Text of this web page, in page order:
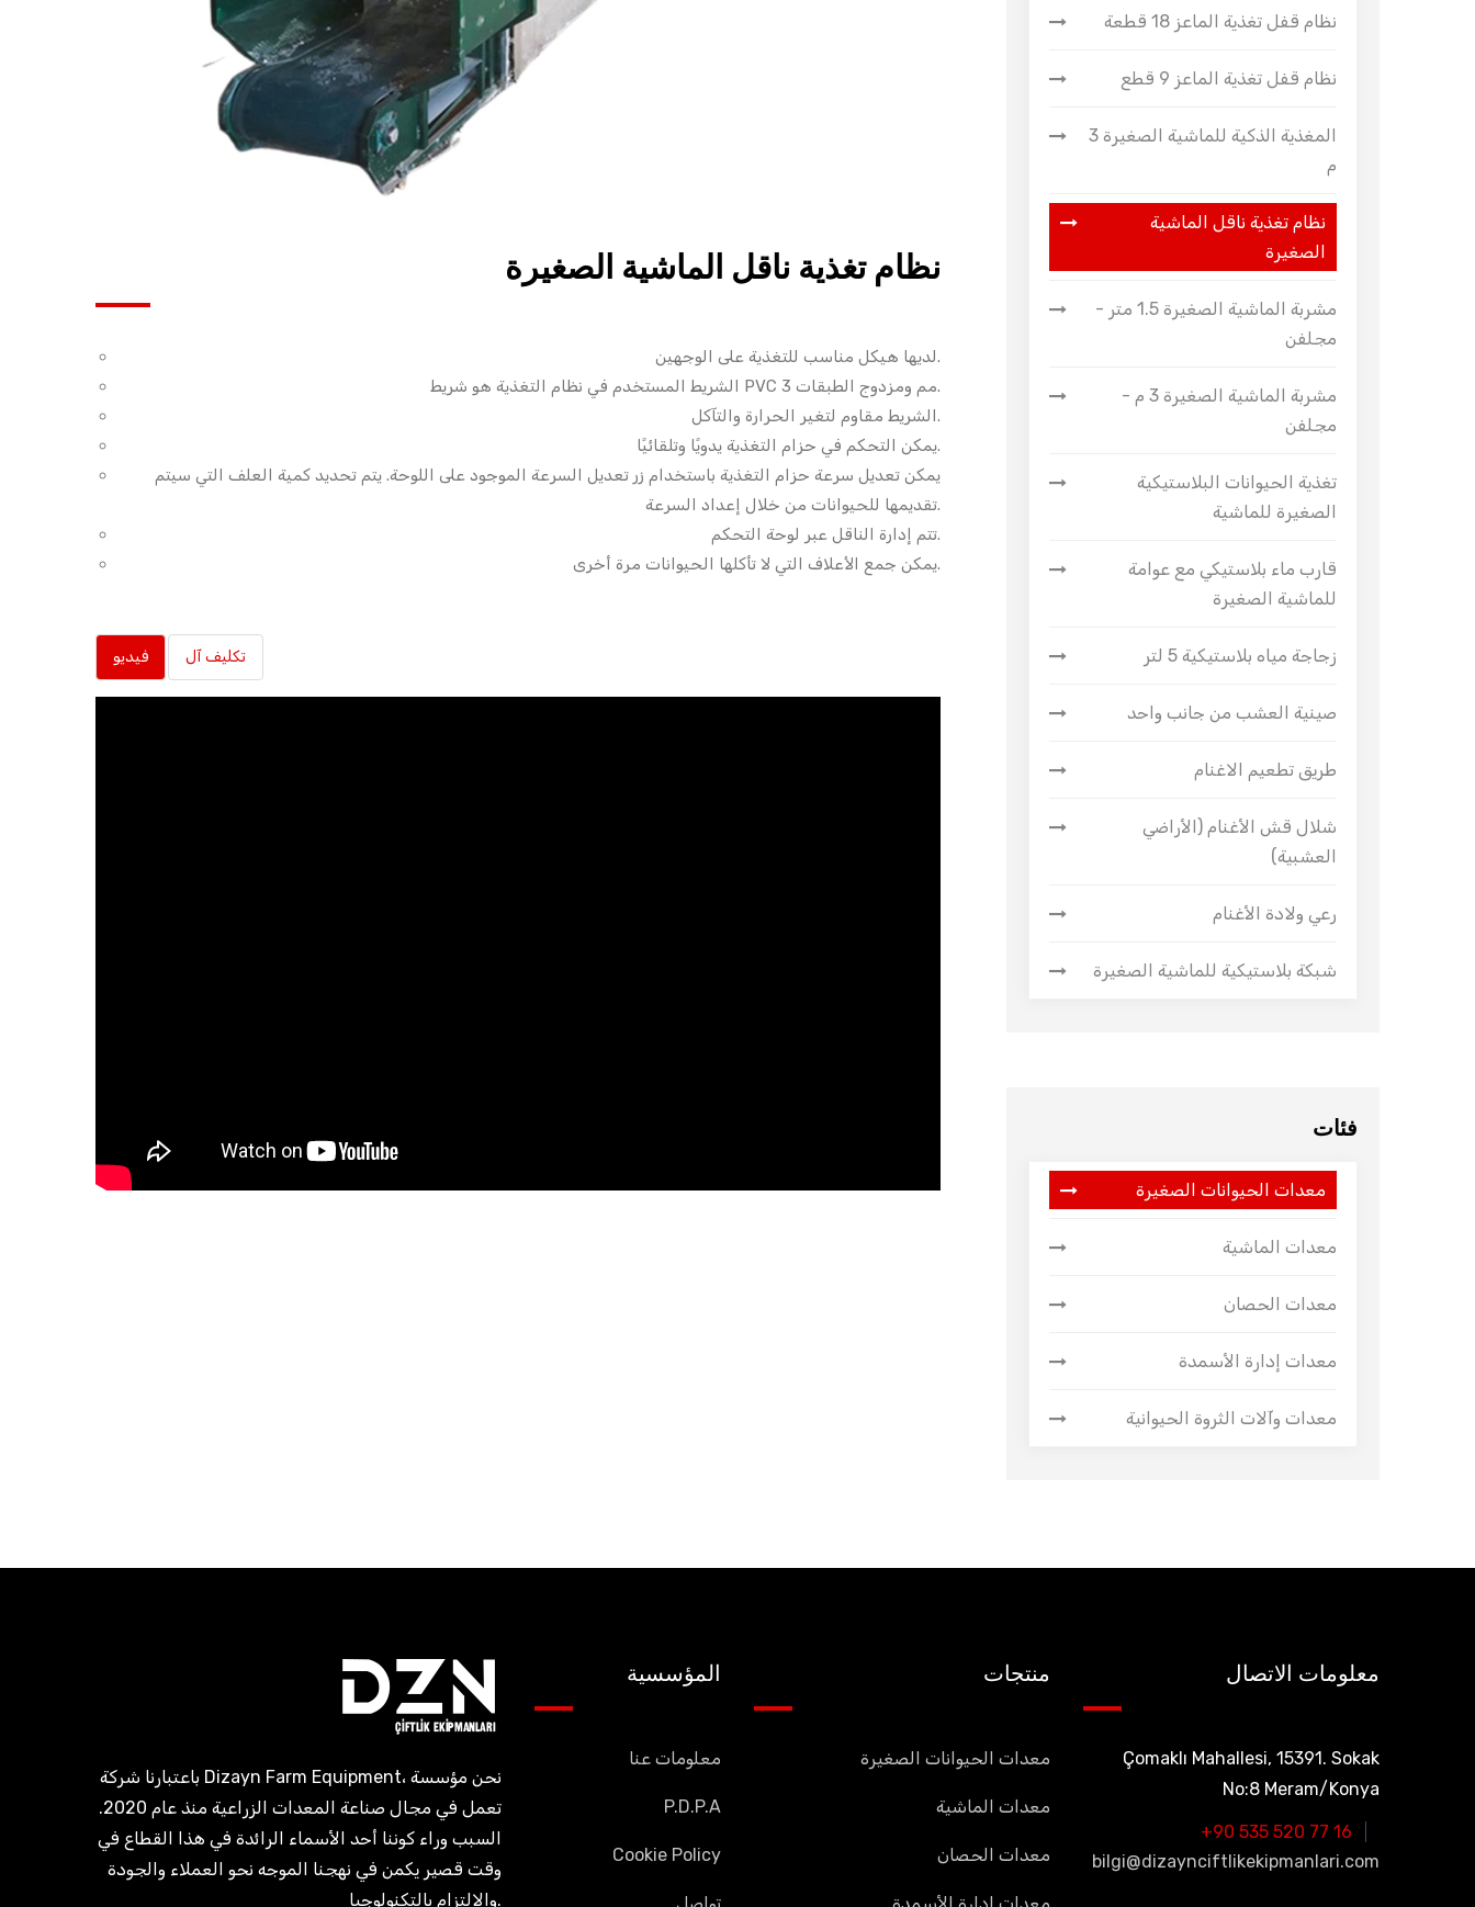
نظام تغذية ناقل الماشية الصغيرة
لديها هيكل مناسب للتغذية على الوجهين.
الشريط المستخدم في نظام التغذية هو شريط PVC 3 مم ومزدوج الطبقات.
الشريط مقاوم لتغير الحرارة والتآكل.
يمكن التحكم في حزام التغذية يدويًا وتلقائيًا.
يمكن تعديل سرعة حزام التغذية باستخدام زر تعديل السرعة الموجود على اللوحة. يتم تحديد كمية العلف التي سيتم
تقديمها للحيوانات من خلال إعداد السرعة.
تتم إدارة الناقل عبر لوحة التحكم.
يمكن جمع الأعلاف التي لا تأكلها الحيوانات مرة أخرى.
فيديو تكليف آل
نظام قفل تغذية الماعز 18 قطعة
نظام قفل تغذية الماعز 9 قطع
المغذية الذكية للماشية الصغيرة 3
م
نظام تغذية ناقل الماشية
الصغيرة
مشربة الماشية الصغيرة 1.5 متر -
مجلفن
مشربة الماشية الصغيرة 3 م -
مجلفن
تغذية الحيوانات البلاستيكية
الصغيرة للماشية
قارب ماء بلاستيكي مع عوامة
للماشية الصغيرة
زجاجة مياه بلاستيكية 5 لتر
صينية العشب من جانب واحد
طريق تطعيم الاغنام
شلال قش الأغنام (الأراضي
العشبية)
رعي ولادة الأغنام
شبكة بلاستيكية للماشية الصغيرة
فئات
معدات الحيوانات الصغيرة
معدات الماشية
معدات الحصان
معدات إدارة الأسمدة
معدات وآلات الثروة الحيوانية
باعتبارنا شركة Dizayn Farm Equipment، نحن مؤسسة
تعمل في مجال صناعة المعدات الزراعية منذ عام 2020.
السبب وراء كوننا أحد الأسماء الرائدة في هذا القطاع في
وقت قصير يكمن في نهجنا الموجه نحو العملاء والجودة
والالتزام بالتكنولوجيا.
المؤسسية
معلومات عنا
P.D.P.A
Cookie Policy
منتجات
معدات الحيوانات الصغيرة
معدات الماشية
معدات الحصان
معلومات الاتصال
Çomaklı Mahallesi, 15391. Sokak
No:8 Meram/Konya
+90 535 520 77 16
bilgi@dizaynciftlikekipmanlari.com